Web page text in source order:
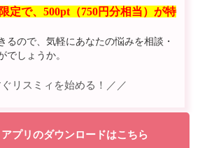
定で、500pt（750円分相当）が特
るので、気軽にあなたの悩みを相談・
でしょうか。
リスミィを始める！／／
アプリのダウンロードはこちら